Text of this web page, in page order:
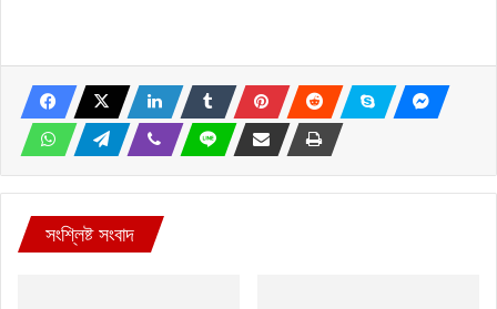
সংশ্লিষ্ট সংবাদ